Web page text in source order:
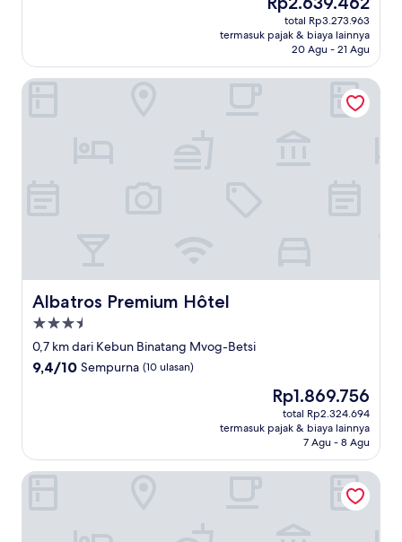
sekarang
Rp2.639.462
total Rp3.273.963
termasuk pajak & biaya lainnya
20 Agu - 21 Agu
Albatros Premium Hôtel
Albatros Premium Hôtel
Properti
bintang
3.5
0,7 km dari Kebun Binatang Mvog-Betsi
9.4
9,4/10 Sempurna (10 ulasan)
Harga
sekarang
Rp1.869.756
Rp1.869.756
total Rp2.324.694
termasuk pajak & biaya lainnya
7 Agu - 8 Agu
Albatros Premium Hôtel
Riad Prince Louis